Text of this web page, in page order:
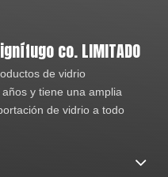
co. LIMITADO
de vidrio
y tiene una amplia
de vidrio a todo